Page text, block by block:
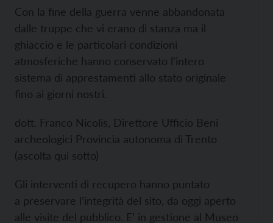
Con la fine della guerra venne abbandonata
dalle truppe che vi erano di stanza ma il
ghiaccio e le particolari condizioni
atmosferiche hanno conservato l’intero
sistema di apprestamenti allo stato originale
fino ai giorni nostri.
dott. Franco Nicolis, Direttore Ufficio Beni
archeologici Provincia autonoma di Trento
(ascolta qui sotto)
Gli interventi di recupero hanno puntato
a preservare l’integrità del sito, da oggi aperto
alle visite del pubblico. E’ in gestione al Museo